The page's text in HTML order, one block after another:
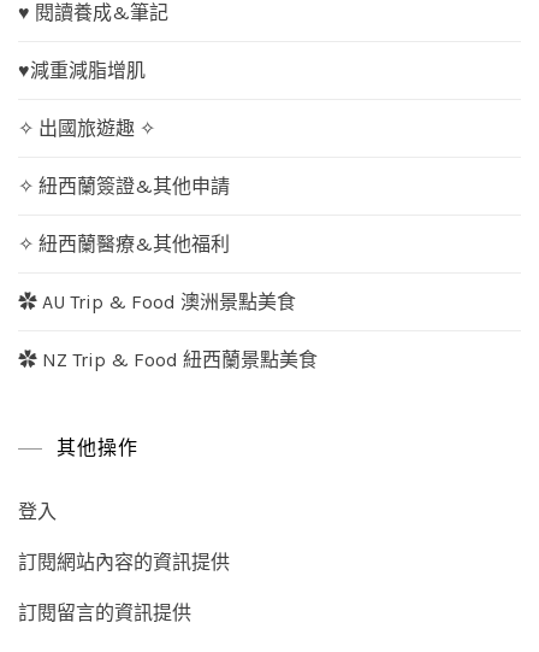
♥ 閱讀養成&筆記
♥減重減脂增肌
✧ 出國旅遊趣 ✧
✧ 紐西蘭簽證&其他申請
✧ 紐西蘭醫療&其他福利
✿ AU Trip & Food 澳洲景點美食
✿ NZ Trip & Food 紐西蘭景點美食
其他操作
登入
訂閱網站內容的資訊提供
訂閱留言的資訊提供